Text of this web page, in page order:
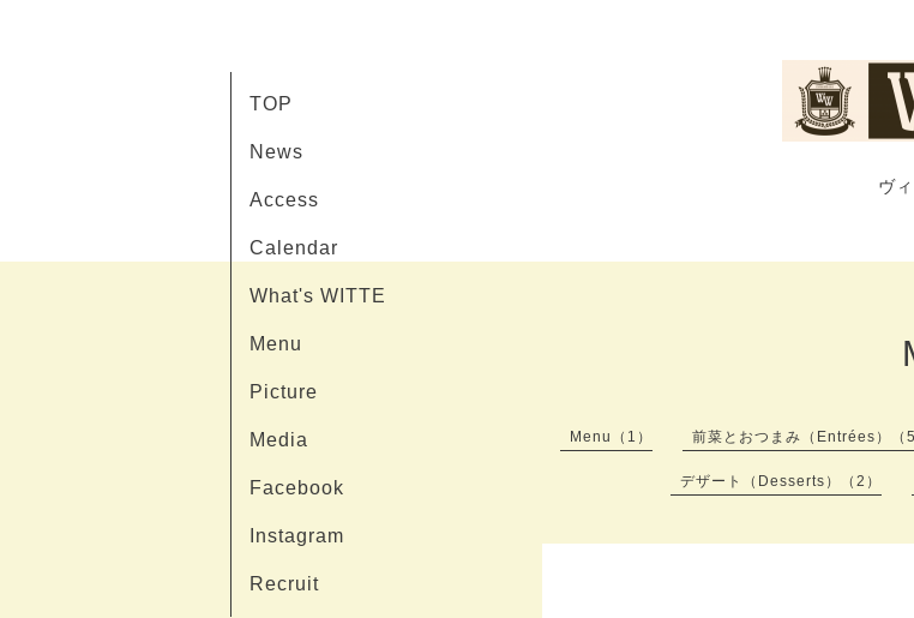
ヴ
TOP
News
Access
Calendar
What's WITTE
Menu
Picture
Media
Facebook
Instagram
Recruit
Menu（1） 前菜とおつまみ（Entrées）（5
デザート（Desserts）（2）